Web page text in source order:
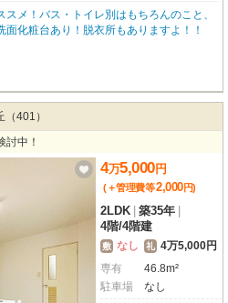
メ！バス・トイレ別はもちろんのこと、
化粧台あり！脱衣所もありますよ！！
401）
討中！
4万5,000円
(＋管理費等2,000円)
2LDK 築35年
4階/4階建
敷 なし 礼 4万5,000円
専有
46.8m²
駐車場
なし